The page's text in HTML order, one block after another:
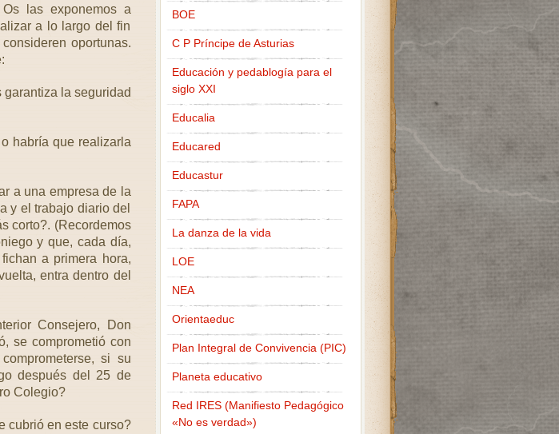
las exponemos a
a lo largo del fin
oportunas.
la seguridad
habría que realizarla
a una empresa de la
y el trabajo diario del
corto?. (Recordemos
y que, cada día,
a primera hora,
entra dentro del
Consejero, Don
se comprometió con
si su
después del 25 de
Colegio?
cubrió en este curso?
BOE
C P Príncipe de Asturias
Educación y pedablogía para el
siglo XXI
Educalia
Educared
Educastur
FAPA
La danza de la vida
LOE
NEA
Orientaeduc
Plan Integral de Convivencia (PIC)
Planeta educativo
Red IRES (Manifiesto Pedagógico
«No es verdad»)